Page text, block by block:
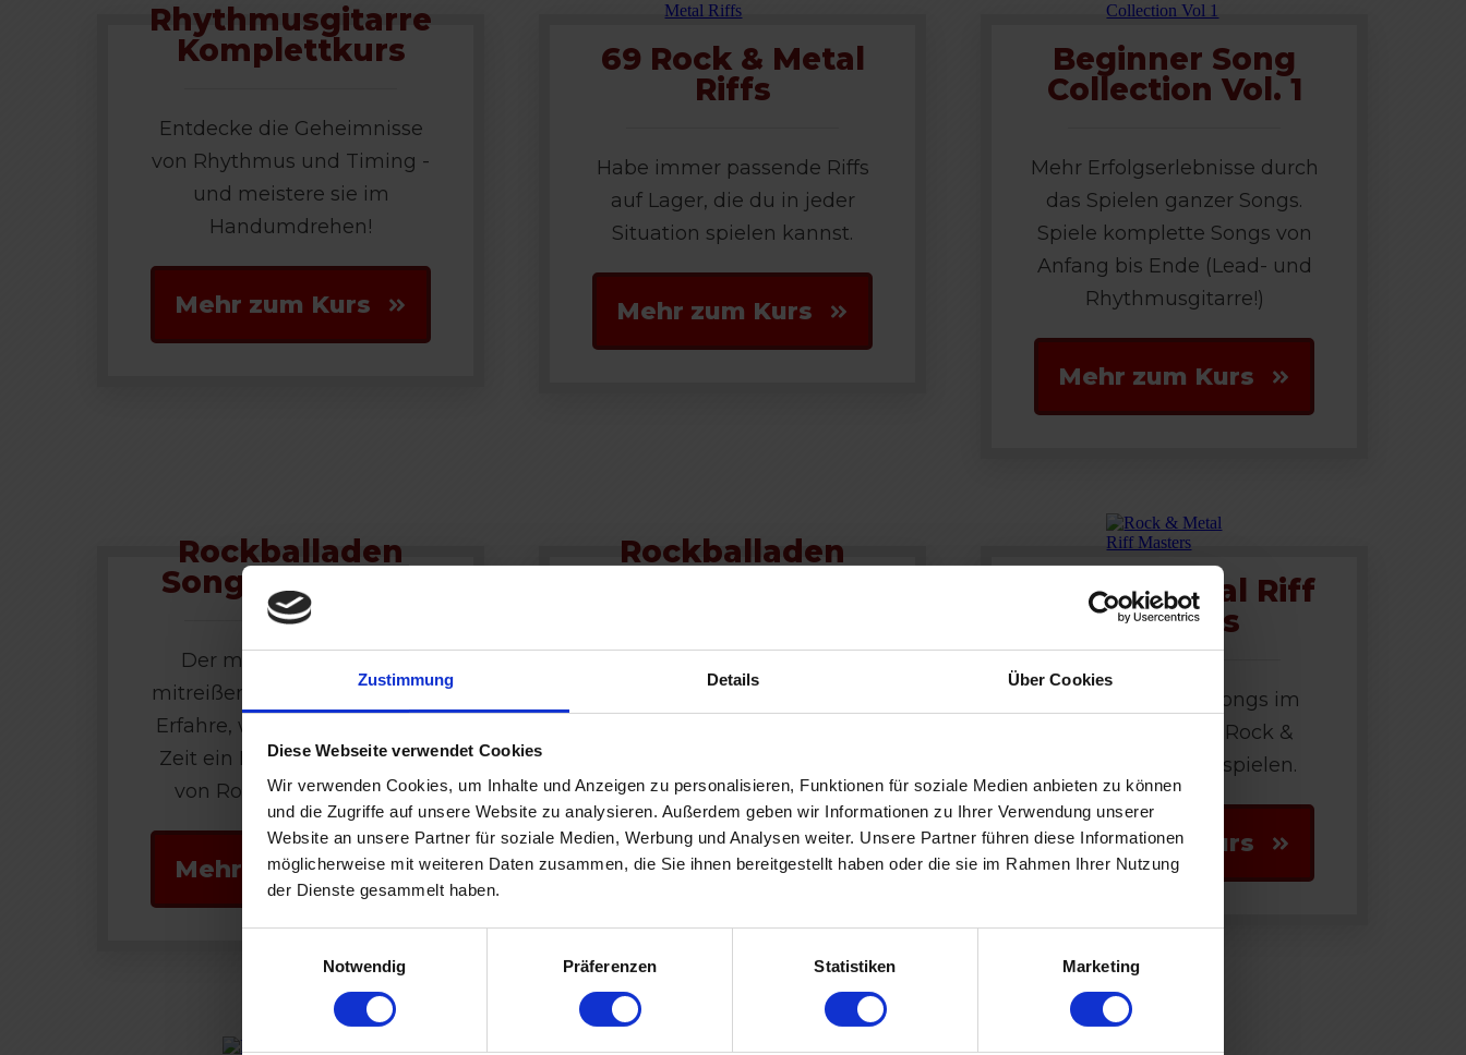
Zustimmung Details Über Cookies
Diese Webseite verwendet Cookies
Wir verwenden Cookies, um Inhalte und Anzeigen zu personalisieren, Funktionen für soziale Medien anbieten zu können
und die Zugriffe auf unsere Website zu analysieren. Außerdem geben wir Informationen zu Ihrer Verwendung unserer
Website an unsere Partner für soziale Medien, Werbung und Analysen weiter. Unsere Partner führen diese Informationen
möglicherweise mit weiteren Daten zusammen, die Sie ihnen bereitgestellt haben oder die sie im Rahmen Ihrer Nutzung
der Dienste gesammelt haben.
Notwendig
Präferenzen Statistiken Marketing
Rhythmusgitarre
Komplettkurs
Entdecke die Geheimnisse
von Rhythmus und Timing -
und meistere sie im
Handumdrehen!
Mehr zum Kurs
69 Rock & Metal
Riffs
Habe immer passende Riffs
auf Lager, die du in jeder
Situation spielen kannst.
Mehr zum Kurs
Beginner Song
Collection Vol. 1
Mehr Erfolgserlebnisse durch
das Spielen ganzer Songs.
Spiele komplette Songs von
Anfang bis Ende (Lead- und
Rhythmusgitarre!)
Mehr zum Kurs
Rockballaden
Song Collection
Der mühelose Weg zu
mitreißenden Rockballaden.
Erfahre, wie du in kürzester
Zeit ein Meister im Spielen
von Rockballaden wirst.
Mehr zum Kurs
Rockballaden
Von sauber gespielt zu
Rockballaden mit Ausdruck,
Sicherheit und echter Tiefe!
Rock & Metal Riff
Masters
Riffs und ganze Songs im
Stile der größten Rock &
Metal Gitarristen spielen.
Mehr zum Kurs